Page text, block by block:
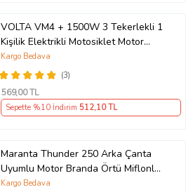
VOLTA VM4 + 1500W 3 Tekerlekli 1
Kişilik Elektrikli Motosiklet Motor
Koruma Brandası Ultra Dayanıklı
(3)
Kargo Bedava
569,00 TL
Sepette %10 İndirim 512,10 TL
Maranta Thunder 250 Arka Çanta
Uyumlu Motor Branda Örtü Miflonlu
Premium 4 Mevsim Koruma Gri
Kargo Bedava